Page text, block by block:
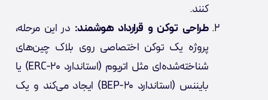
کنند.
طراحی توکن و قرارداد هوشمند: در این مرحله،
پروژه یک توکن اختصاصی روی بلاک چین‌های
شناخته‌شده‌ای مثل اتریوم (استاندارد ERC-20) یا
بایننس (استاندارد BEP-20) ایجاد می‌کند و یک